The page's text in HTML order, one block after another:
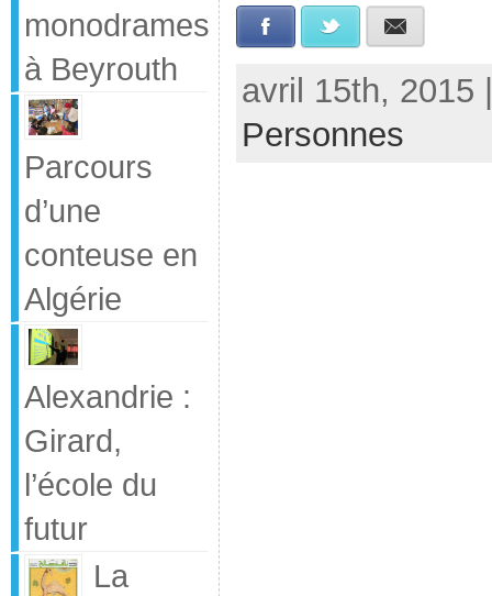
monodrames
à Beyrouth
Parcours
d’une
conteuse en
Algérie
Alexandrie :
Girard,
l’école du
futur
La
Facebook Twitter
avril 15th, 2015
Personnes